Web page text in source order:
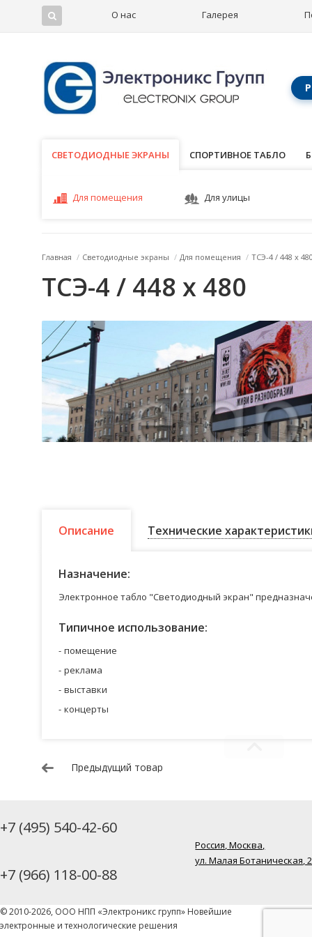
О нас Галерея
СВЕТОДИОДНЫЕ ЭКРАНЫ
СВЕТОДИОДНЫЕ ЭКРАНЫ СПОРТИВНОЕ ТАБЛО
Для помещения Для улицы
Главная / Светодиодные экраны / Для помещения / ТСЭ-4 / 448 x
ТСЭ-4 / 448 x 480
Описание Технические
Назначение:
Электронное табло "Светодиодный экран"
Типичное использование:
помещение
реклама
выставки
концерты
Предыдущий товар
+7 (495) 540-42-60
+7 (966) 118-00-88
Россия, Москва,
ул. Малая Ботаническая,
© 2010-2026, ООО НПП «Электроникс групп» Новейшие
электронные и технологические решения